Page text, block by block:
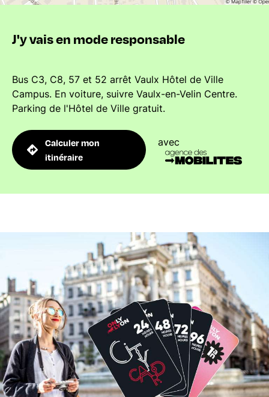
J'y vais en mode responsable
Bus C3, C8, 57 et 52 arrêt Vaulx Hôtel de Ville
Campus. En voiture, suivre Vaulx-en-Velin Centre.
Parking de l'Hôtel de Ville gratuit.
Calculer mon
itinéraire
avec